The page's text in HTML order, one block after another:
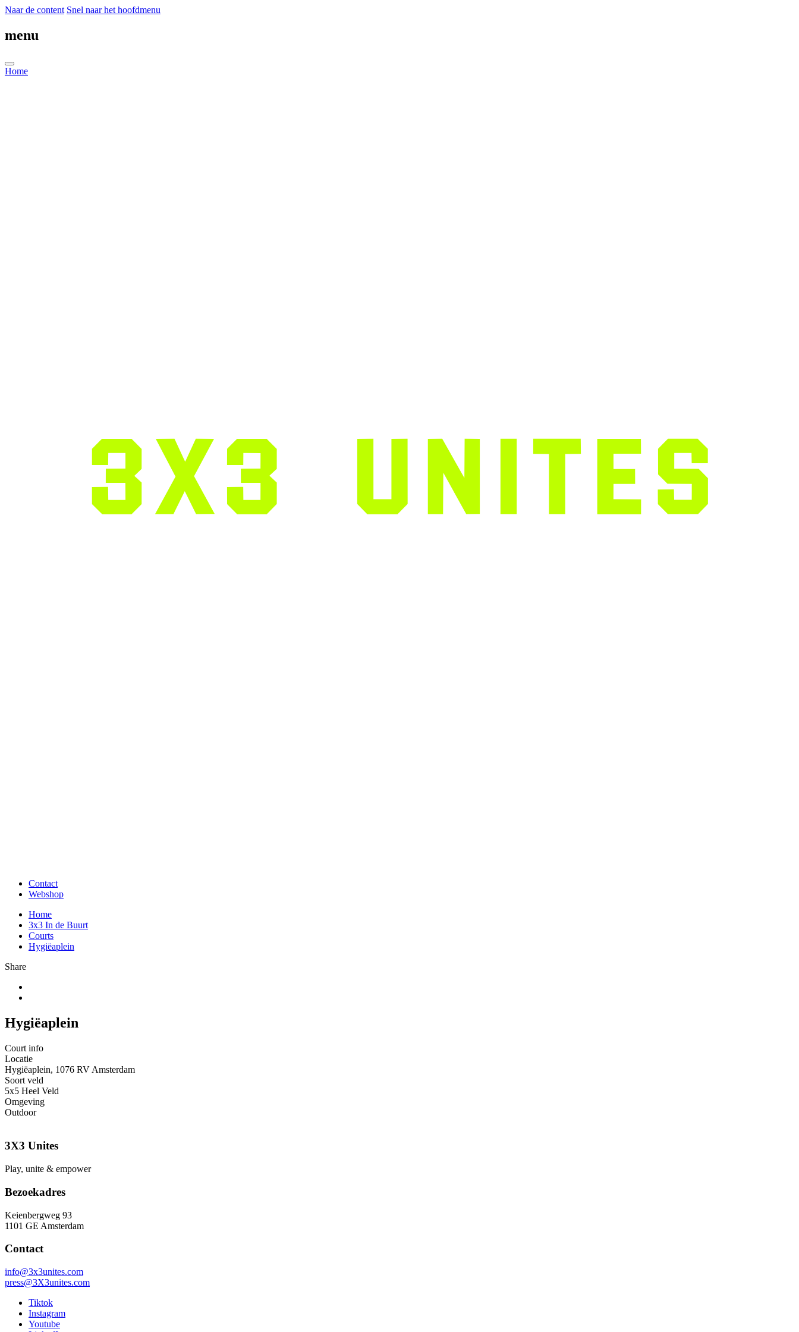
Naar de content Snel naar het hoofdmenu
menu
Home
Contact
Webshop
Home
3x3 In de Buurt
Courts
Hygiëaplein
Share
Hygiëaplein
Court info
Locatie
Hygiëaplein, 1076 RV Amsterdam
Soort veld
5x5 Heel Veld
Omgeving
Outdoor
3X3 Unites
Play, unite & empower
Bezoekadres
Keienbergweg 93
1101 GE Amsterdam
Contact
info@3x3unites.com
press@3X3unites.com
Tiktok
Instagram
Youtube